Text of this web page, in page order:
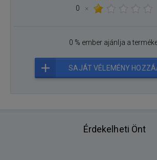
0
×
0 % ember ajánlja a
SAJÁT VÉLEMÉNY
Érdekelheti Önt